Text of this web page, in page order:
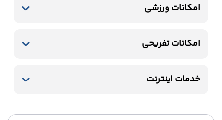
امکانات ورزشی
استخر سرپوشیده
امکانات تفریحی
خدمات اینترنت